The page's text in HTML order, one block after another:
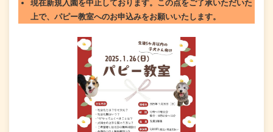
現在新規入園を中止しております。 この点をご了承いただいた
上で、パピー教室へのお申込みをお願いいたします。